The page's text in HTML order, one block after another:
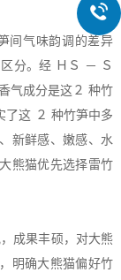
间气味韵调的差异
分。经 ＨＳ － Ｓ
气成分是这２ 种竹
了这 ２ 种竹笋中多
新鲜感、嫩感、水
熊猫优先选择雷竹
成果丰硕，对大熊
明确大熊猫偏好竹